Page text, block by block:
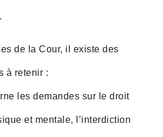
de la Cour, il existe des
à retenir :
les demandes sur le droit
et mentale, l’interdiction